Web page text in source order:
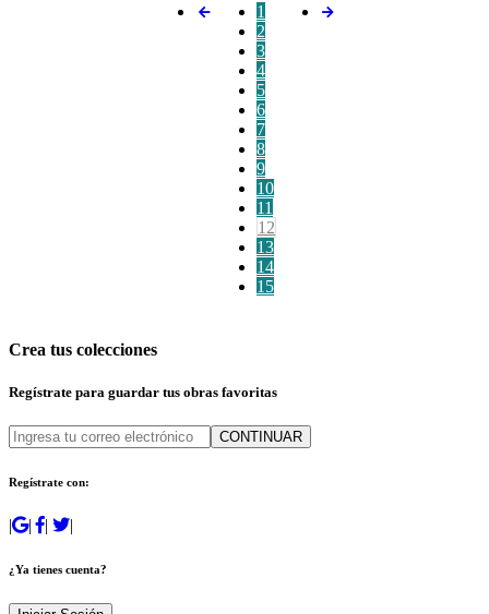
1
2
3
4
5
6
7
8
9
10
11
12
13
14
15
Crea tus colecciones
Regístrate para guardar tus obras favoritas
CONTINUAR
Regístrate con:
| | | |
¿Ya tienes cuenta?